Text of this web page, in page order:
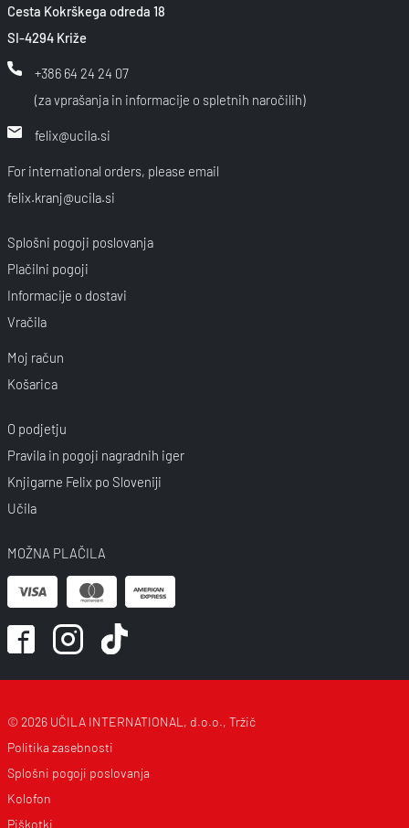
Cesta Kokrškega odreda 18
SI-4294 Križe
+386 64 24 24 07
(za vprašanja in informacije o spletnih naročilih)
felix@ucila.si
For international orders, please email
felix.kranj@ucila.si
Splošni pogoji poslovanja
Plačilni pogoji
Informacije o dostavi
Vračila
Moj račun
Košarica
O podjetju
Pravila in pogoji nagradnih iger
Knjigarne Felix po Sloveniji
Učila
MOŽNA PLAČILA
© 2026 UČILA INTERNATIONAL, d.o.o., Tržič
Politika zasebnosti
Splošni pogoji poslovanja
Kolofon
Piškotki